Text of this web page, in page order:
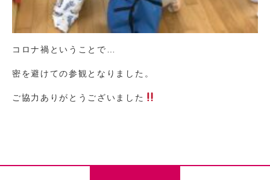
コロナ禍ということで…
密を避けての参観となりました。
ご協力ありがとうございました